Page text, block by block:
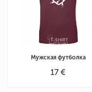
Мужская футболка
17 €